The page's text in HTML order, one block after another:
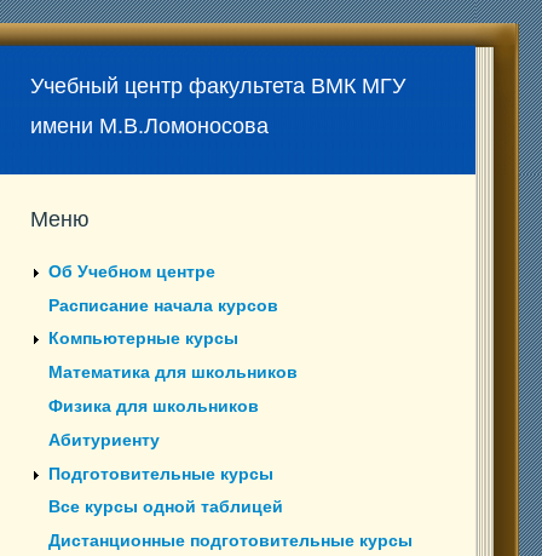
Учебный центр факультета ВМК МГУ
имени М.В.Ломоносова
Меню
Об Учебном центре
Расписание начала курсов
Компьютерные курсы
Математика для школьников
Физика для школьников
Абитуриенту
Подготовительные курсы
Все курсы одной таблицей
Дистанционные подготовительные курсы